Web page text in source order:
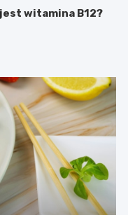
witamina B12?